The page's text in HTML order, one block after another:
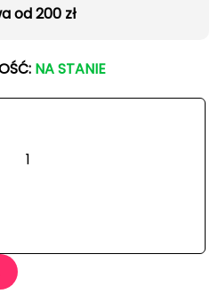
od 200 zł
NA STANIE